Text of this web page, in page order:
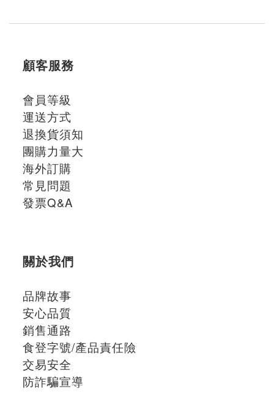
顧客服務
會員等級
運送方式
退換貨須知
團購力量大
海外訂購
常見問題
發票Q&A
關於我們
品牌故事
安心品質
銷售通路
食登字號/產品責任險
交易安全
防詐騙宣導